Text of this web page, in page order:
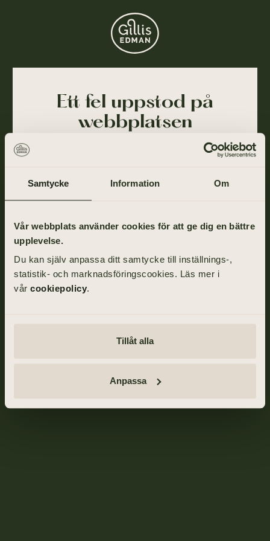
Samtycke Information Om
Vår webbplats använder cookies för att ge dig en bättre
upplevelse.
Du kan själv anpassa ditt samtycke till inställnings-,
statistik- och marknadsföringscookies. Läs mer i
vår cookiepolicy.
Tillåt alla
Anpassa
Ett fel uppstod på
webbplatsen
Ajdå! Vår webbplats stötte på ett tillfälligt fel och
rapporterat till oss och vi arbetar på att lösa det så
Gå tillbaka till startsidan om du vill fortsätta ditt
besök eller ring oss på
031-355 40 00
TILL STARTSIDAN